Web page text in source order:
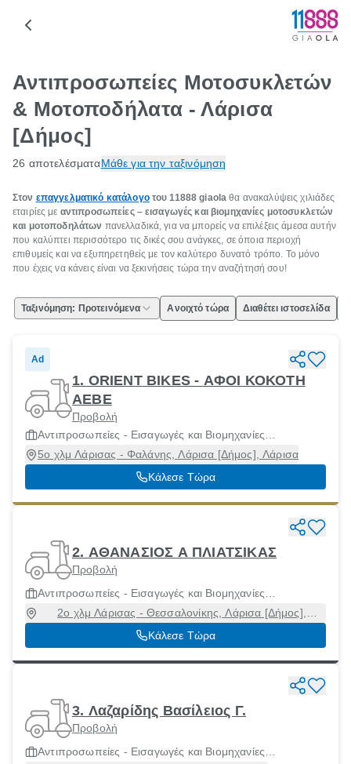
Αντιπροσωπείες Μοτοσυκλετών
& Μοτοποδήλατα - Λάρισα
[Δήμος]
26 αποτελέσματαΜάθε για την ταξινόμηση
Στον επαγγελματικό κατάλογοτου 11888giaola θα ανακαλύψεις χιλιάδες
εταιρίες με αντιπροσωπείες – εισαγωγές και βιομηχανίες μοτοσυκλετών
και μοτοποδηλάτων πανελλαδικά, για να μπορείς να επιλέξεις άμεσα αυτήν
που καλύπτει περισσότερο τις δικές σου ανάγκες, σε όποια περιοχή
επιθυμείς και να εξυπηρετηθείς με τον καλύτερο δυνατό τρόπο. Το μόνο
που έχεις να κάνεις είναι να ξεκινήσεις τώρα την αναζήτησή σου!
Ταξινόμηση: Προτεινόμενα Ανοιχτό τώρα Διαθέτει ιστοσελίδα
Ad
1. ORIENT BIKES - ΑΦΟΙ ΚΟΚΟΤΗ
ΑΕΒΕ
Προβολή
Αντιπροσωπείες - Εισαγωγές και Βιομηχανίες
Μοτοσικλετών και Μοτοποδηλάτων
5ο χλμ Λάρισας - Φαλάνης, Λάρισα [Δήμος], Λάρισα
Κάλεσε Τώρα
2. ΑΘΑΝΑΣΙΟΣ Α ΠΛΙΑΤΣΙΚΑΣ
Προβολή
Αντιπροσωπείες - Εισαγωγές και Βιομηχανίες
Μοτοσικλετών και Μοτοποδηλάτων
2ο χλμ Λάρισας - Θεσσαλονίκης, Λάρισα [Δήμος],
Λάρισα, 41222
Κάλεσε Τώρα
3. Λαζαρίδης Βασίλειος Γ.
Προβολή
Αντιπροσωπείες - Εισαγωγές και Βιομηχανίες